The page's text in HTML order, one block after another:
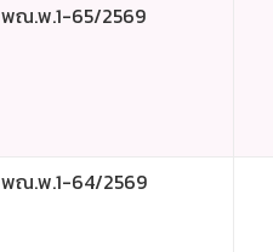
พณ.พ.1-65/2569
พณ.พ.1-64/2569